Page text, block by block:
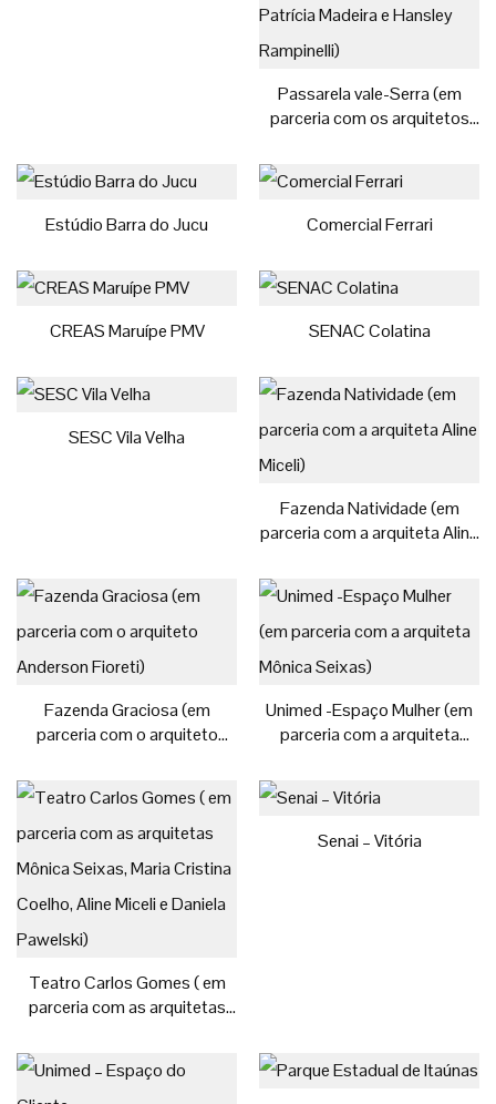
Passarela vale-Serra (em
parceria com os arquitetos
Estúdio Barra do Jucu Comercial Ferrari
CREAS Maruípe PMV SENAC Colatina
SESC Vila Velha
Fazenda Natividade (em
parceria com a arquiteta Aline
Fazenda Graciosa (em
parceria com o arquiteto
Unimed -Espaço Mulher (em
parceria com a arquiteta
Teatro Carlos Gomes ( em
parceria com as arquitetas
Coelho, Aline Miceli e Daniela
Pawelski)
Senai – Vitória